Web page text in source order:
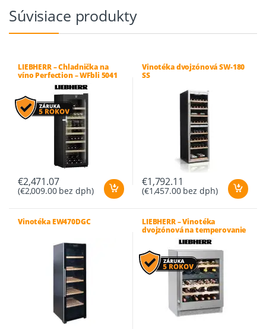
Súvisiace produkty
LIEBHERR – Chladnička na
víno Perfection – WFbli 5041
€2,471.07
(€2,009.00bez dph)
Vinotéka dvojzónová SW-180
SS
€1,792.11
(€1,457.00bez dph)
Vinotéka EW470DGC
LIEBHERR – Vinotéka
dvojzónová na temperovanie
vína – WTes 1672 Vinidor